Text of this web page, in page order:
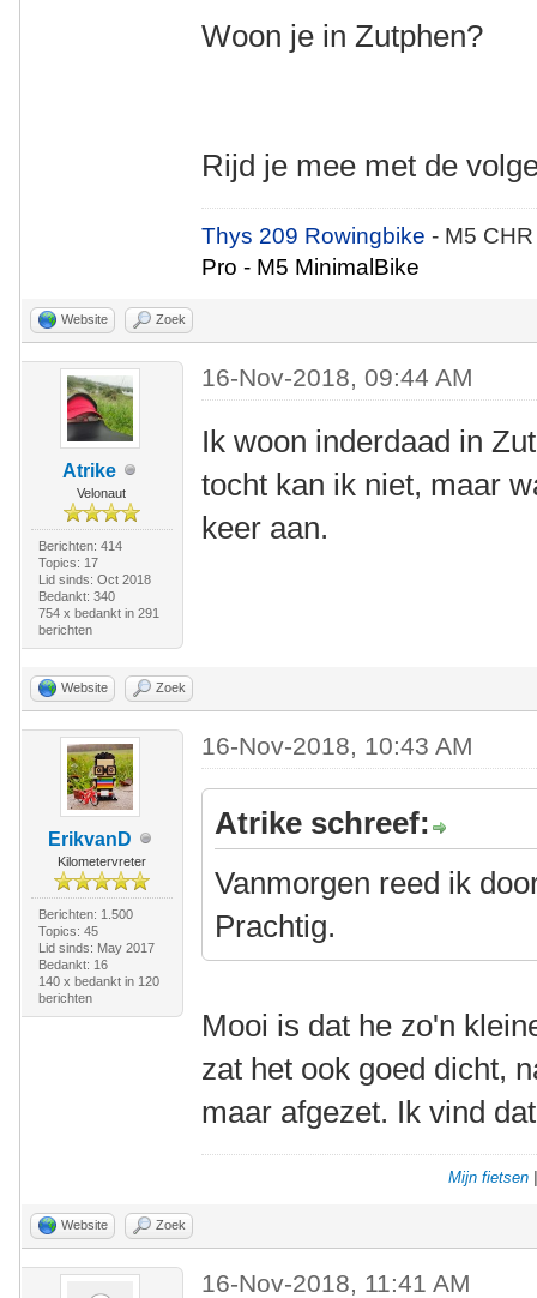
Woon je in Zutphen?
Rijd je mee met de
Thys 209 Rowingbike- M5
Pro - M5 MinimalBike
Website Zoek
Atrike
Velonaut
Berichten: 414
Topics: 17
Lid sinds: Oct 2018
Bedankt: 340
754 x bedankt in 291
berichten
16-Nov-2018, 09:44 AM
Ik woon inderdaad in
tocht kan ik niet, maar
keer aan.
Website Zoek
ErikvanD
Kilometervreter
Berichten: 1.500
Topics: 45
Lid sinds: May 2017
Bedankt: 16
140 x bedankt in 120
berichten
16-Nov-2018, 10:43 AM
Atrike schreef:
Vanmorgen reed ik
Prachtig.
Mooi is dat he zo'n
zat het ook goed dicht,
maar afgezet. Ik vind
Mijn fietsen
Website Zoek
16-Nov-2018, 11:41 AM